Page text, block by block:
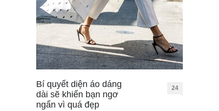
Bí quyết diện áo dáng
dài sẽ khiến bạn ngơ
ngẩn vì quá đẹp
24